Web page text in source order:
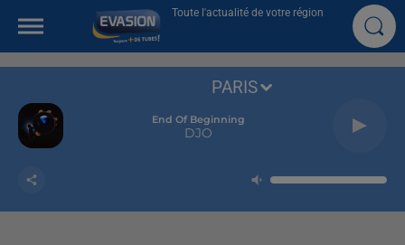
Toute l'actualité de votre région
End Of Beginning
DJO
PARIS